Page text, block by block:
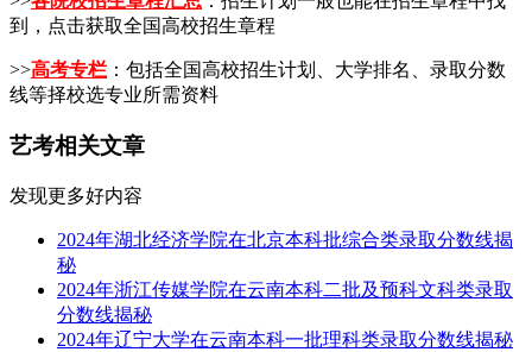
到，点击获取全国高校招生章程
>>高考专栏 ：包括全国高校招生计划、大学排名、录取分数
线等择校选专业所需资料
艺考相关文章
发现更多好内容
2024年湖北经济学院在北京本科批综合类录取分数线揭
秘
2024年浙江传媒学院在云南本科二批及预科文科类录取
分数线揭秘
2024年辽宁大学在云南本科一批理科类录取分数线揭秘